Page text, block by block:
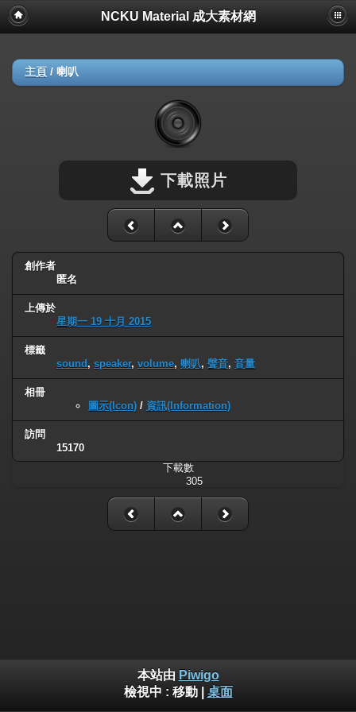
NCKU Material 成大素材網
主頁 / 喇叭
下載照片
創作者
匿名
上傳於
星期一 19 十月 2015
標籤
sound , speaker, volume, 喇叭, 聲音, 音量
相冊
圖示(Icon) / 資訊(Information)
訪問
15170
下載數
305
本站由 Piwigo
檢視中 : 移動| 桌面